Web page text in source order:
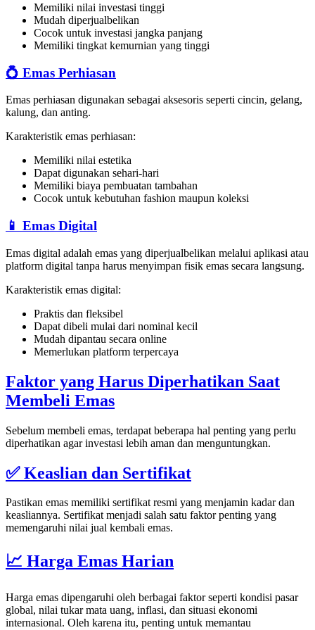
Memiliki nilai investasi tinggi
Mudah diperjualbelikan
Cocok untuk investasi jangka panjang
Memiliki tingkat kemurnian yang tinggi
💍 Emas Perhiasan
Emas perhiasan digunakan sebagai aksesoris seperti cincin, gelang,
kalung, dan anting.
Karakteristik emas perhiasan:
Memiliki nilai estetika
Dapat digunakan sehari-hari
Memiliki biaya pembuatan tambahan
Cocok untuk kebutuhan fashion maupun koleksi
📱 Emas Digital
Emas digital adalah emas yang diperjualbelikan melalui aplikasi atau
platform digital tanpa harus menyimpan fisik emas secara langsung.
Karakteristik emas digital:
Praktis dan fleksibel
Dapat dibeli mulai dari nominal kecil
Mudah dipantau secara online
Memerlukan platform terpercaya
Faktor yang Harus Diperhatikan Saat
Membeli Emas
Sebelum membeli emas, terdapat beberapa hal penting yang perlu
diperhatikan agar investasi lebih aman dan menguntungkan.
✅ Keaslian dan Sertifikat
Pastikan emas memiliki sertifikat resmi yang menjamin kadar dan
keasliannya. Sertifikat menjadi salah satu faktor penting yang
memengaruhi nilai jual kembali emas.
📈 Harga Emas Harian
Harga emas dipengaruhi oleh berbagai faktor seperti kondisi pasar
global, nilai tukar mata uang, inflasi, dan situasi ekonomi
internasional. Oleh karena itu, penting untuk memantau